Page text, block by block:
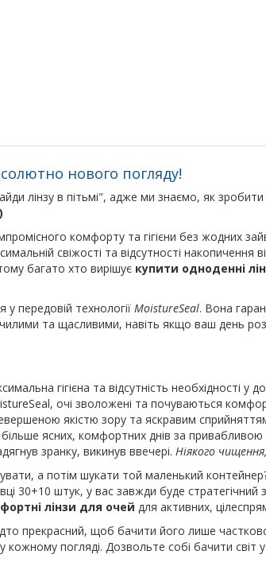
нового погляду!
лінзу в пітьмі", адже ми знаємо, як
комфорту та гігієни без жодних
свіжості та відсутності
багато хто вирішує купити одноденні
передовій технології MoistureSeal. Вона
та щасливими, навіть якщо ваш день
гігієна та відсутність необхідності у
очі зволожені та почуваються
якістю зору та яскравим
ясних, комфортних днів за привабливою
зранку, викинув ввечері. Ніякого
а потім шукати той маленький
30+10 штук, у вас завжди буде
лінзи для очей для активних,
прекрасний, щоб бачити його лише
погляді. Дозвольте собі бачити світ